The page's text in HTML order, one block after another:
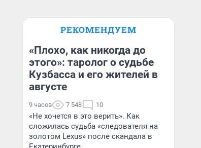
РЕКОМЕНДУЕМ
«Плохо, как никогда до
этого»: таролог о судьбе
Кузбасса и его жителей в
августе
9 часов 7 548 10
«Не хочется в это верить». Как
сложилась судьба «следователя на
золотом Lexus» после скандала в